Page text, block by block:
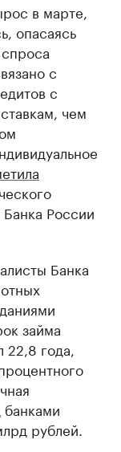
в марте,
опасаясь
с
с
чем
России
Банка
займа
22,8 года,
рублей.